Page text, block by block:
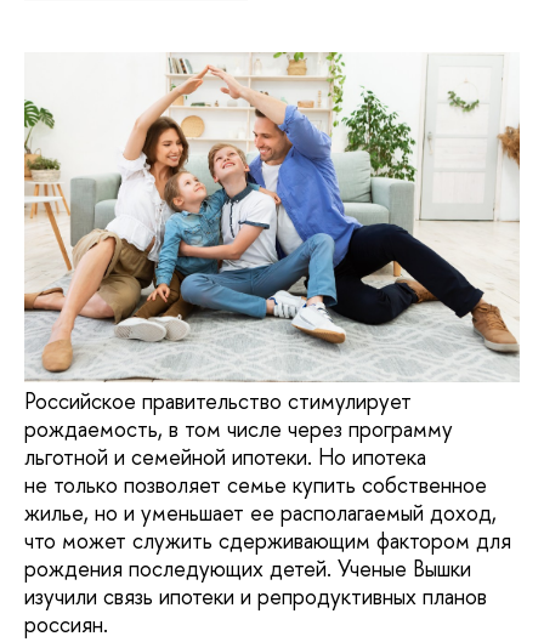
Российское правительство стимулирует
рождаемость, в том числе через программу
льготной и семейной ипотеки. Но ипотека
не только позволяет семье купить собственное
жилье, но и уменьшает ее располагаемый доход,
что может служить сдерживающим фактором для
рождения последующих детей. Ученые Вышки
изучили связь ипотеки и репродуктивных планов
россиян.